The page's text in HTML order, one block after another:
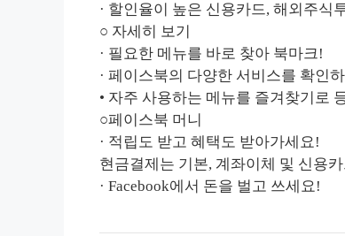
· 할인율이 높은 신용카드, 해외주식
○ 자세히 보기
· 필요한 메뉴를 바로 찾아 북마크!
· 페이스북의 다양한 서비스를 확인
• 자주 사용하는 메뉴를 즐겨찾기로
○페이스북 머니
· 적립도 받고 혜택도 받아가세요!
현금결제는 기본, 계좌이체 및 신용카
· Facebook에서 돈을 벌고 쓰세요!